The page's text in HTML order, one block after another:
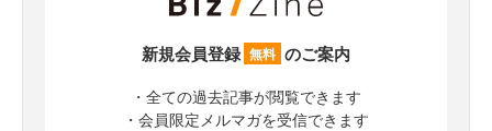
新規会員登録 無料 のご案内
・全ての過去記事が閲覧できます
・会員限定メルマガを受信できます